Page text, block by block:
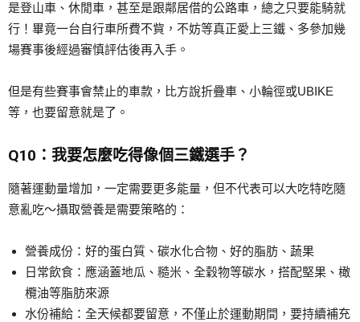
是登山車、休閒車，甚至是跟鄰居借的公路車，總之只要能騎就
行！畢竟一台自行車所費不貲，不妨等真正愛上三鐵、多參加幾
場賽事後經過審慎評估後再入手。
但是有些賽事會禁止的車款，比方說折疊車、小輪徑或UBIKE
等，也要留意就是了。
Q10：我要怎麼吃得像個三鐵選手？
隨著運動量增加，一定需要更多能量，但不代表可以大吃特吃隨
意亂吃～攝取營養是需要策略的：
營養成份：好的蛋白質、碳水化合物、好的脂肪、蔬果
日常飲食：應涵蓋地瓜、糙米、全穀物等碳水，搭配堅果、橄
欖油等脂肪來源
水份補給：全天候都要留意，不僅止於運動期間，要持續補充